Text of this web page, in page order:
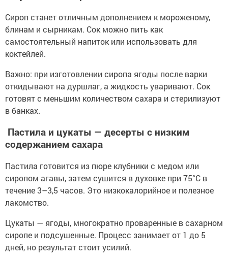
Сироп станет отличным дополнением к мороженому,
блинам и сырникам. Сок можно пить как
самостоятельный напиток или использовать для
коктейлей.
Важно: при изготовлении сиропа ягоды после варки
откидывают на дуршлаг, а жидкость уваривают. Сок
готовят с меньшим количеством сахара и стерилизуют
в банках.
Пастила и цукаты — десерты с низким
содержанием сахара
Пастила готовится из пюре клубники с медом или
сиропом агавы, затем сушится в духовке при 75°C в
течение 3–3,5 часов. Это низкокалорийное и полезное
лакомство.
Цукаты — ягоды, многократно проваренные в сахарном
сиропе и подсушенные. Процесс занимает от 1 до 5
дней, но результат стоит усилий.